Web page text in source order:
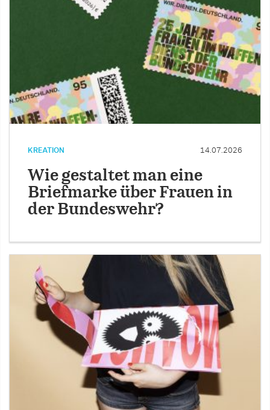
KREATION 14.07.2026
Wie gestaltet man eine
Briefmarke über Frauen in
der Bundeswehr?